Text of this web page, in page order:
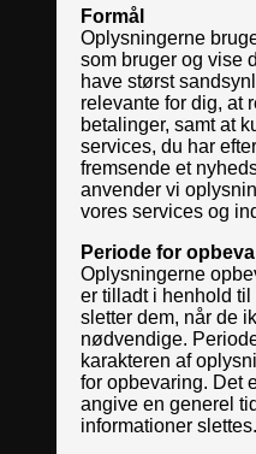
Formål
Oplysningerne
som bruger og vise
have størst
relevante for dig, at
betalinger, samt at
services, du har
fremsende et
anvender vi
vores services og
Periode for
Oplysningerne
er tilladt i henhold
sletter dem, når de
nødvendige.
karakteren af
for opbevaring. Det
angive en generel
informationer slettes.